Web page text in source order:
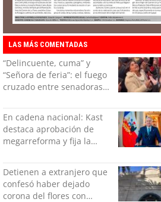
LAS MÁS COMENTADAS
“Delincuente, cuma” y
“Señora de feria”: el fuego
cruzado entre senadoras
Senado
En cadena nacional: Kast
destaca aprobación de
megarreforma y fija la
desafío del Gobierno
Detienen a extranjero que
confesó haber dejado
corona del flores con